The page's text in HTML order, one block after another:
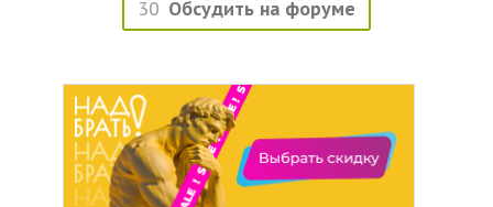
30 Обсудить на форуме